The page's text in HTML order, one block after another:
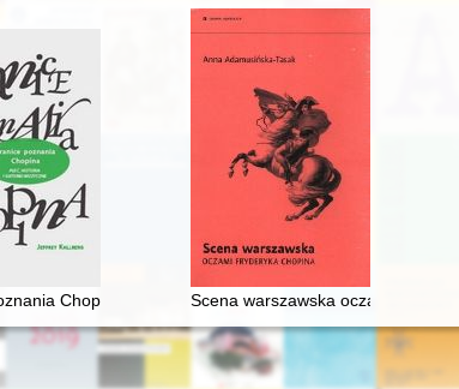
Chopina. Płeć, historia i gatunek muzyczny
Scena warszawska oczami